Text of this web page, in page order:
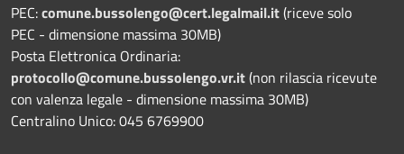
PEC:comune.bussolengo@cert.legalmail.it(riceve solo
PEC - dimensione massima 30MB)
Posta Elettronica Ordinaria:
protocollo@comune.bussolengo.vr.it(non rilascia ricevute
con valenza legale - dimensione massima 30MB)
Centralino Unico: 045 6769900